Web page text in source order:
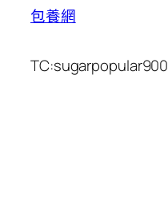
包養網
TC:sugarpopular900